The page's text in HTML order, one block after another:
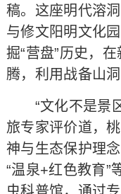
稿。这座明代溶洞
与修文阳明文化
掘“营盘”历史，
腾，利用战备山
“文化不是景区
旅专家评价道，
神与生态保护理
“温泉+红色教育”